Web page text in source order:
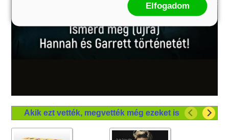
Akik ezt vették, megvették még ezeket is
Elfogadom